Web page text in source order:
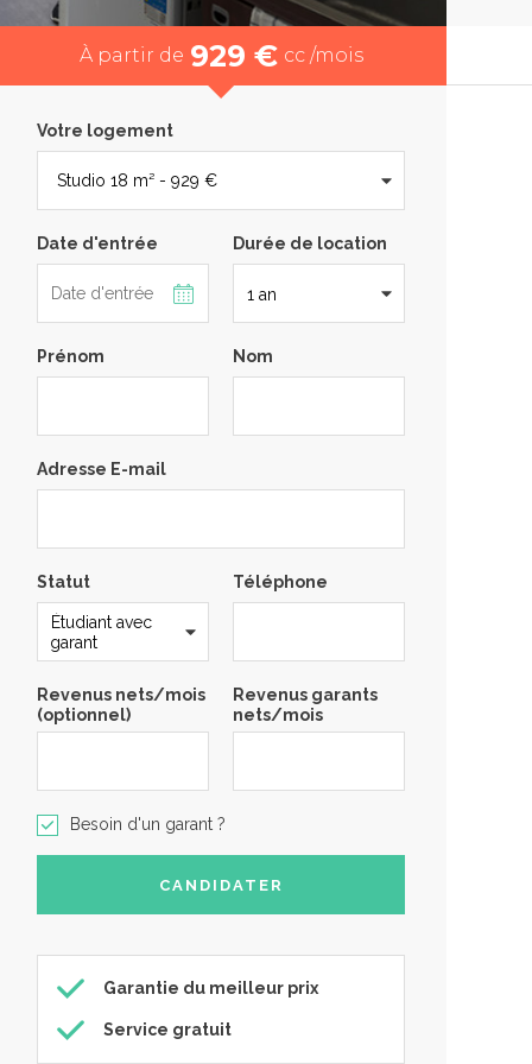
À partir de 929 € cc /mois
Votre logement
Date d'entrée Durée de location
Prénom Nom
Adresse E-mail
Statut Téléphone
Revenus nets/mois
(optionnel)
Revenus garants
nets/mois
Besoin d'un garant ?
Garantie du meilleur prix
Service gratuit